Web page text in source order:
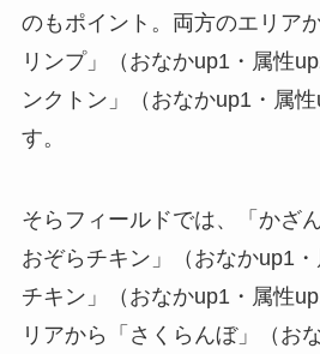
のもポイント。両方のエリア
リンプ」（おなかup1・属性
ンクトン」（おなかup1・属
す。
そらフィールドでは、「かざ
おぞらチキン」（おなかup1
チキン」（おなかup1・属性
リアから「さくらんぼ」（お